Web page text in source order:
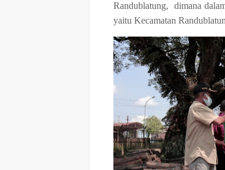
Randublatung, dimana
yaitu Kecamatan